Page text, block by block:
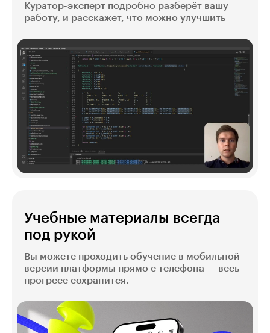
Куратор-эксперт подробно разберёт вашу
работу, и расскажет, что можно улучшить
Учебные материалы всегда
под рукой
Вы можете проходить обучение в мобильной
версии платформы прямо с телефона — весь
прогресс сохранится.